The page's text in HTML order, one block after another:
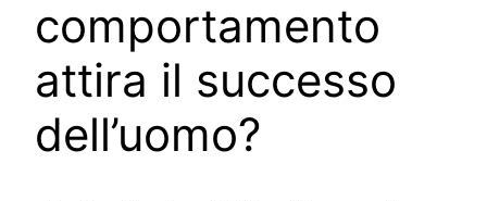
comportamento
attira il successo
dell’uomo?